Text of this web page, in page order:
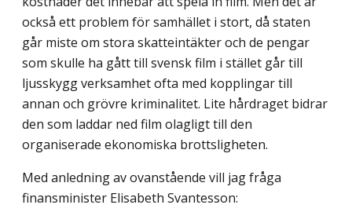
också ett problem för samhället i stort, då staten
går miste om stora skatteintäkter och de pengar
som skulle ha gått till svensk film i stället går till
ljusskygg verksamhet ofta med kopplingar till
annan och grövre kriminalitet. Lite hårdraget bidrar
den som laddar ned film olagligt till den
organiserade ekonomiska brottsligheten.
Med anledning av ovanstående vill jag fråga
finansminister Elisabeth Svantesson: